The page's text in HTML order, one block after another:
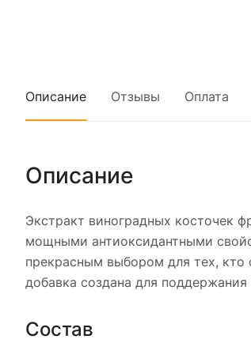
Описание Отзывы Оплата
Описание
Экстракт виноградных косточек
мощными антиоксидантными
прекрасным выбором для тех, кто
добавка создана для
Состав